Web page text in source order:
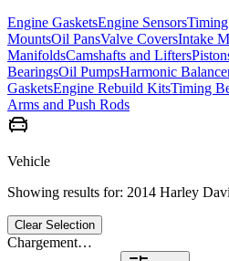
Engine GasketsEngine Sensors
MountsOil PansValve CoversIntake
ManifoldsCamshafts and Lifters
BearingsOil PumpsHarmonic
GasketsEngine Rebuild KitsTiming
Arms and Push Rods
Vehicle
Showing results for: 2014 Harley
Clear Selection
Chargement…